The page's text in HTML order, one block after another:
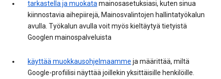
tarkastella ja muokatamainosasetuksiasi, kuten sinua
kiinnostavia aihepiirejä, Mainosvalintojen hallintatyökalun
avulla. Työkalun avulla voit myös kieltäytyä tietyistä
Googlen mainospalveluista
käyttää muokkausohjelmaamme ja määrittää, miltä
Google-profiilisi näyttää joillekin yksittäisille henkilöille.